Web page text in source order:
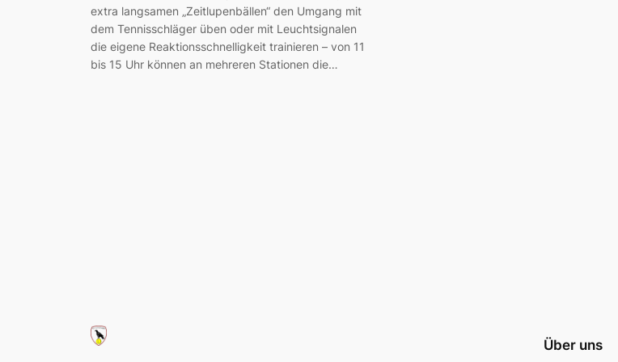
extra langsamen „Zeitlupenbällen“ den Umgang mit
dem Tennisschläger üben oder mit Leuchtsignalen
die eigene Reaktionsschnelligkeit trainieren – von 11
bis 15 Uhr können an mehreren Stationen die…
Über uns